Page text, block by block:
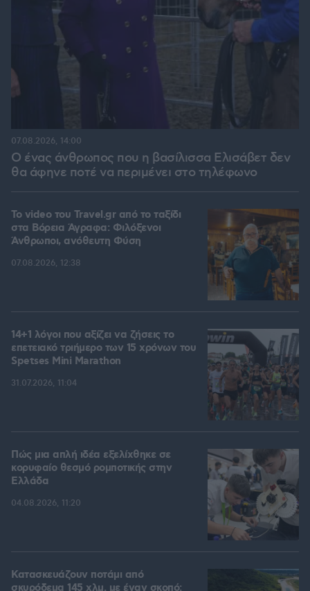
Ο ένας άνθρωπος που η βασίλισσα Ελισάβετ δεν
θα άφηνε ποτέ να περιμένει στο τηλέφωνο
07.08.2026, 14:00
To video του Travel.gr από το ταξίδι
στα Βόρεια Άγραφα: Φιλόξενοι
Άνθρωποι, ανόθευτη Φύση
07.08.2026, 12:38
14+1 λόγοι που αξίζει να ζήσεις το
επετειακό τριήμερο των 15 χρόνων του
Spetses Mini Marathon
31.07.2026, 11:04
Πώς μια απλή ιδέα εξελίχθηκε σε
κορυφαίο θεσμό ρομποτικής στην
Ελλάδα
04.08.2026, 11:20
Κατασκευάζουν ποτάμι από